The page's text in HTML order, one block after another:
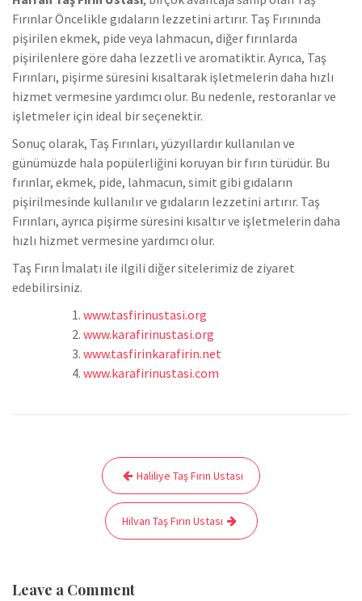
Fırınlar Öncelikle gıdaların lezzetini artırır. Taş Fırınında
pişirilen ekmek, pide veya lahmacun, diğer fırınlarda
pişirilenlere göre daha lezzetli ve aromatiktir. Ayrıca, Taş
Fırınları, pişirme süresini kısaltarak işletmelerin daha hızlı
hizmet vermesine yardımcı olur. Bu nedenle, restoranlar ve
işletmeler için ideal bir seçenektir.
Sonuç olarak, Taş Fırınları, yüzyıllardır kullanılan ve
günümüzde hala popülerliğini koruyan bir fırın türüdür. Bu
fırınlar, ekmek, pide, lahmacun, simit gibi gıdaların
pişirilmesinde kullanılır ve gıdaların lezzetini artırır. Taş
Fırınları, ayrıca pişirme süresini kısaltır ve işletmelerin daha
hızlı hizmet vermesine yardımcı olur.
Taş Fırın İmalatı ile ilgili diğer sitelerimiz de ziyaret
edebilirsiniz.
www.tasfirinustasi.org
www.karafirinustasi.org
www.tasfirinkarafirin.net
www.karafirinustasi.com
gezinmesi
Haliliye Taş Fırın Ustası
Hilvan Taş Fırın Ustası
Leave a Comment